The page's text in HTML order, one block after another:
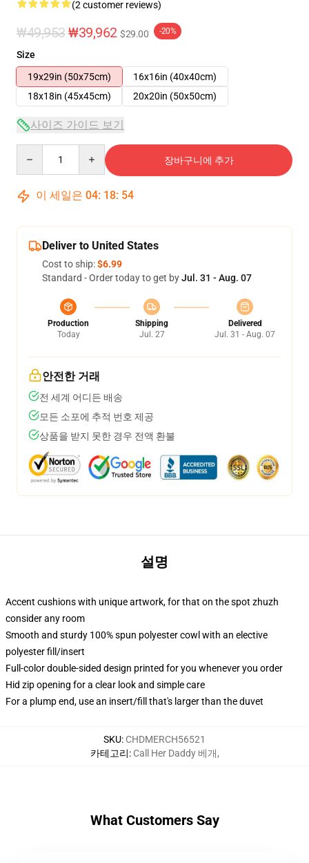
(2 customer reviews)
₩49,953 ₩39,962 $29.00 -20%
Size
19x29in (50x75cm)
16x16in (40x40cm)
18x18in (45x45cm)
20x20in (50x50cm)
사이즈 가이드 보기
장바구니에 추가
이 세일은 04: 18: 54
Deliver to United States
Cost to ship:$6.99
Standard - Order today to get byJul. 31 - Aug. 07
Production
Today
Shipping
Jul. 27
Delivered
Jul. 31 - Aug. 07
안전한 거래
전 세계 어디든 배송
모든 소포에 추적 번호 제공
상품을 받지 못한 경우 전액 환불
설명
Accent cushions with unique artwork, for that on the spot zhuzh
consider any room
Smooth and sturdy 100% spun polyester cowl with an elective
polyester fill/insert
Full-color double-sided design printed for you whenever you order
Hid zip opening for a clear look and simple care
For a plump end, use an insert/fill that's larger than the duvet
SKU: CHDMERCH56521
카테고리: Call Her Daddy 베개,
What Customers Say